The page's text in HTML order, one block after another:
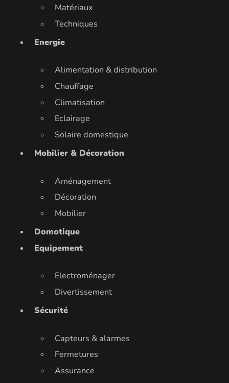
Matériaux
Techniques
Energie
Alimentation & distribution
Chauffage
Climatisation
Eclairage
Solaire domestique
Mobilier & Décoration
Aménagement
Décoration
Mobilier
Domotique
Equipement
Electroménager
Divertissement
Sécurité
Capteurs & alarmes
Fermetures
Assurance